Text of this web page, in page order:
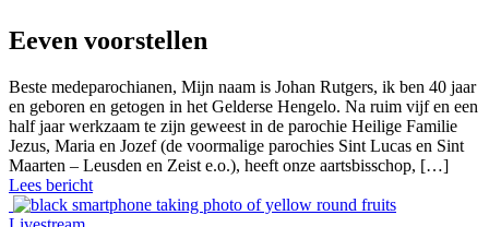
Eeven voorstellen
Beste medeparochianen, Mijn naam is Johan Rutgers, ik ben 40 jaar
en geboren en getogen in het Gelderse Hengelo. Na ruim vijf en een
half jaar werkzaam te zijn geweest in de parochie Heilige Familie
Jezus, Maria en Jozef (de voormalige parochies Sint Lucas en Sint
Maarten – Leusden en Zeist e.o.), heeft onze aartsbisschop, […]
Lees bericht